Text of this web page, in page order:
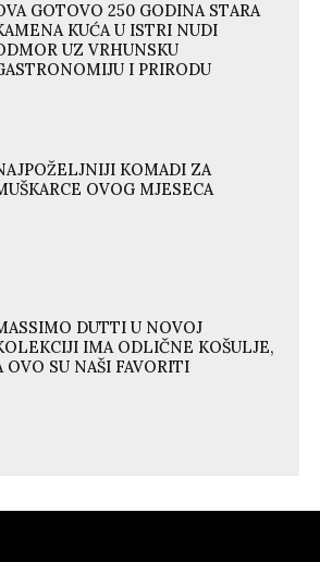
GOTOVO 250 GODINA STARA
KUĆA U ISTRI NUDI
UZ VRHUNSKU
I PRIRODU
KOMADI ZA
OVOG MJESECA
DUTTI U NOVOJ
IMA ODLIČNE KOŠULJE,
OVO SU NAŠI FAVORITI